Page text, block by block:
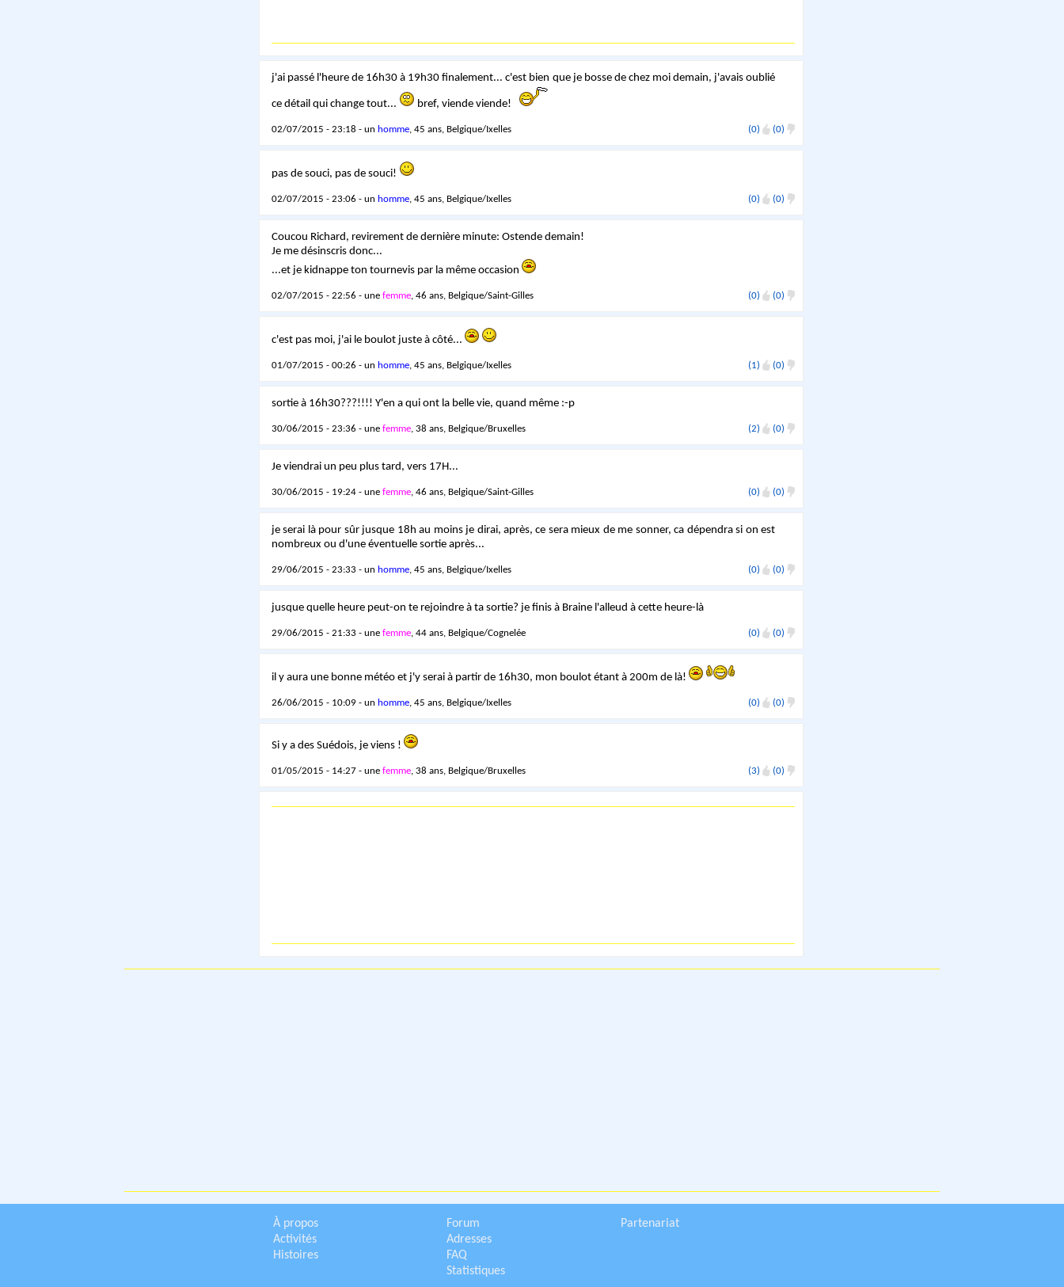
j'ai passé l'heure de 16h30 à 19h30 finalement... c'est bien que je bosse de chez moi demain, j'avais oublié
ce détail qui change tout... bref, viende viende!
02/07/2015 - 23:18 - un homme, 45 ans, Belgique/Ixelles (0) (0)
pas de souci, pas de souci!
02/07/2015 - 23:06 - un homme, 45 ans, Belgique/Ixelles (0) (0)
Coucou Richard, revirement de dernière minute: Ostende demain!
Je me désinscris donc...
...et je kidnappe ton tournevis par la même occasion
02/07/2015 - 22:56 - une femme, 46 ans, Belgique/Saint-Gilles (0) (0)
c'est pas moi, j'ai le boulot juste à côté...
01/07/2015 - 00:26 - un homme, 45 ans, Belgique/Ixelles (1) (0)
sortie à 16h30???!!!! Y'en a qui ont la belle vie, quand même :-p
30/06/2015 - 23:36 - une femme, 38 ans, Belgique/Bruxelles (2) (0)
Je viendrai un peu plus tard, vers 17H...
30/06/2015 - 19:24 - une femme, 46 ans, Belgique/Saint-Gilles (0) (0)
je serai là pour sûr jusque 18h au moins je dirai, après, ce sera mieux de me sonner, ca dépendra si on est
nombreux ou d'une éventuelle sortie après...
29/06/2015 - 23:33 - un homme, 45 ans, Belgique/Ixelles (0) (0)
jusque quelle heure peut-on te rejoindre à ta sortie? je finis à Braine l'alleud à cette heure-là
29/06/2015 - 21:33 - une femme, 44 ans, Belgique/Cognelée (0) (0)
il y aura une bonne météo et j'y serai à partir de 16h30, mon boulot étant à 200m de là!
26/06/2015 - 10:09 - un homme, 45 ans, Belgique/Ixelles (0) (0)
Si y a des Suédois, je viens !
01/05/2015 - 14:27 - une femme, 38 ans, Belgique/Bruxelles (3) (0)
À propos
Activités
Histoires
Forum
Adresses
FAQ
Statistiques
Partenariat